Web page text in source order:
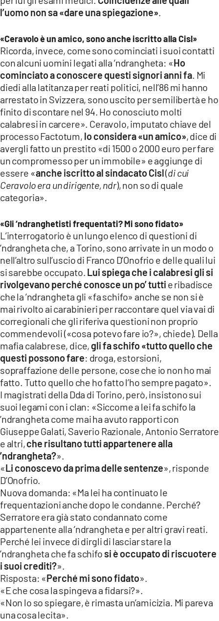
l’uomo non sa «dare una spiegazione»
«Ceravolo è un amico, sono anche iscritto alla Cisl»
Ricorda, invece, come sono cominciati i suoi contatti
con alcuni uomini legati alla ’ndrangheta: «Ho
cominciato a conoscere questi signori anni fa . Mi
diedi alla latitanza per reati politici, nell’86 mi hanno
arrestato in Svizzera, sono uscito per semilibertà e ho
finito di scontare nel 94. Ho conosciuto molti
calabresi in carcere». Ceravolo, imputato chiave del
processo Factotum, lo considera «un amico», dice di
avergli fatto un prestito «di 1500 o 2000 euro per fare
un compromesso per un immobile» e aggiunge di
essere «anche iscritto al sindacato Cisl(di cui
Ceravolo era un dirigente, ndr), non so di quale
categoria».
«Gli ‘ndranghetisti frequentati? Mi sono fidato»
L’interrogatorio è un lungo elenco di questioni di
’ndrangheta che, a Torino, sono arrivate in un modo o
nell’altro sull’uscio di Franco D’Onofrio e delle quali lui
si sarebbe occupato. Lui spiega che i calabresi gli si
rivolgevano perché conosce un po’ tutti e ribadisce
che la ’ndrangheta gli «fa schifo» anche se non si è
mai rivolto ai carabinieri per raccontare quel via vai di
corregionali che gli riferiva questioni non proprio
commendevoli («cosa potevo fare io?», chiede). Della
mafia calabrese, dice, gli fa schifo «tutto quello che
questi possono fare: droga, estorsioni,
sopraffazione delle persone, cose che io non ho mai
fatto. Tutto quello che ho fatto l’ho sempre pagato».
I magistrati della Dda di Torino, però, insistono sui
suoi legami con i clan: «Siccome a lei fa schifo la
’ndrangheta come mai ha avuto rapporti con
Giuseppe Galati, Saverio Razionale, Antonio Serratore
e altri,che risultano tutti appartenere alla
’ndrangheta?».
«Li conoscevo da prima delle sentenze», risponde
D’Onofrio.
Nuova domanda: «Ma lei ha continuato le
frequentazioni anche dopo le condanne. Perché?
Serratore era già stato condannato come
appartenente alla ’ndrangheta e per altri gravi reati.
Perché lei invece di dirgli di lasciar stare la
’ndrangheta che fa schifo si è occupato di riscuotere
i suoi crediti?».
Risposta: «Perché mi sono fidato».
«E che cosa la spingeva a fidarsi?».
«Non lo so spiegare, è rimasta un’amicizia. Mi pareva
una cosa lecita».